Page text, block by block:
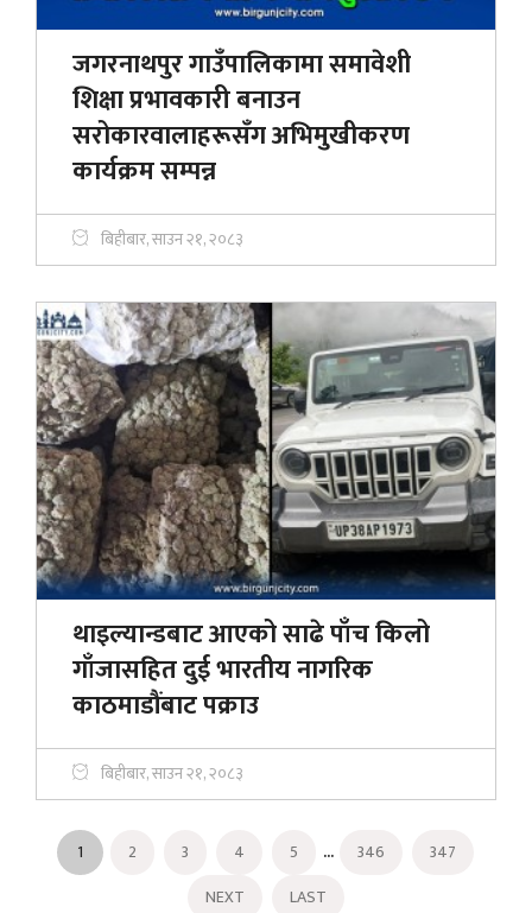
जगरनाथपुर गाउँपालिकामा समावेशी
शिक्षा प्रभावकारी बनाउन
सरोकारवालाहरूसँग अभिमुखीकरण
कार्यक्रम सम्पन्न
बिहीबार, साउन २१, २०८३
थाइल्यान्डबाट आएको साढे पाँच किलो
गाँजासहित दुई भारतीय नागरिक
काठमाडौंबाट पक्राउ
बिहीबार, साउन २१, २०८३
1 2 3 4 5 ... 346
347
NEXT
LAST